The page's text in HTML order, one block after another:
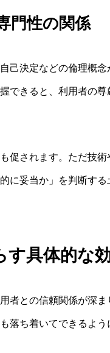
門性の関係
己決定などの倫理概
できると、利用者の
促されます。ただ技
に妥当か」を判断する
す具体的な
者との信頼関係が深
落ち着いてできるよ